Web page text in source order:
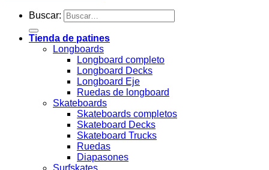
Buscar:
Tienda de patines
Longboards
Longboard completo
Longboard Decks
Longboard Eje
Ruedas de longboard
Skateboards
Skateboards completos
Skateboard Decks
Skateboard Trucks
Ruedas
Diapasones
Surfskates